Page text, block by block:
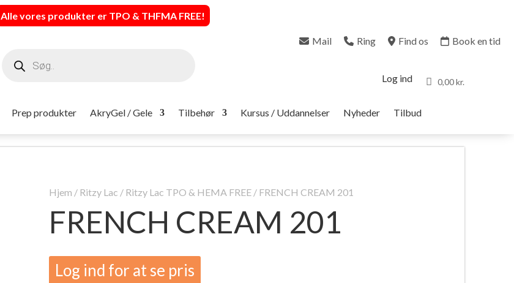
Alle vores produkter er TPO & THFMA FREE!
Mail Ring Find os Book en tid
search
Log ind 0,00 kr.
Prep produkter AkryGel / Gele Tilbehør Kursus / Uddannelser Nyheder Tilbud
Hjem / Ritzy Lac / Ritzy Lac TPO & HEMA FREE / FRENCH CREAM 201
FRENCH CREAM 201
Log ind for at se pris